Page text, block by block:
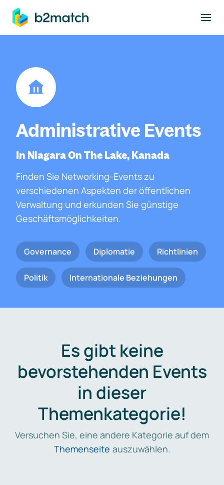
springen
Administrative Events
In Niagara On The Lake, Kanada
Finden Sie Networking-Events zu
verschiedenen Aspekten der öffentlichen
Verwaltung und erkunden Sie günstige
Geschäftsmöglichkeiten.
Governance Diplomatie Richtlinien
Politik Internationale Beziehungen
Es gibt keine
bevorstehenden Events
in dieser
Themenkategorie!
Versuchen Sie, eine andere Kategorie auf dem
Themenseite auszuwählen.